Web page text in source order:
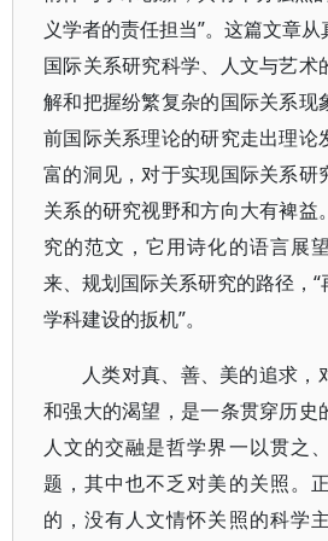
义学者的责任担当”。这篇文章
国际关系研究科学、人文与艺术
解和把握纷繁复杂的国际关系现
前国际关系理论的研究走出理论
富的洞见，对于实现国际关系研
关系的研究视野和方向大有裨益
究的范文，它用诗化的语言展
来、规划国际关系研究的路径，
学科建设的扳机”。
人类对真、善、美的追求，
和强大的渴望，是一条贯穿历史
人文的交融是哲学界一以贯之
题，其中也不乏对美的关照。
的，没有人文情怀关照的科学